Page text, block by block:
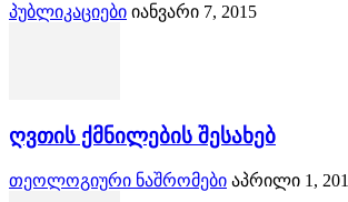
პუბლიკაციები იანვარი 7, 2015
ღვთის ქმნილების შესახებ
თეოლოგიური ნაშრომები აპრილი 1,